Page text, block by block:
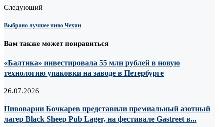
Следующий
Выбрано лучшее пиво Чехии
Вам также может понравиться
«Балтика» инвестировала 55 млн рублей в новую
технологию упаковки на заводе в Петербурге
26.07.2026
Пивоварни Бочкарев представили премиальный азотный
лагер Black Sheep Pub Lager, на фестивале Gastreet в...